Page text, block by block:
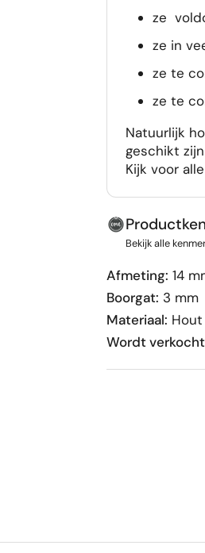
ze
ze in
ze te
ze te
Natuurlijk
geschikt
Kijk voor
Bekijk alle
Afmeting: 14
Boorgat: 3 mm
Materiaal: Hout
Wordt